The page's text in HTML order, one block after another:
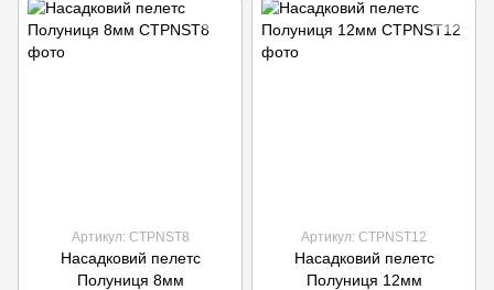
Артикул: CTPNST8
Насадковий пелетс
Полуниця 8мм
Артикул: CTPNST12
Насадковий пелетс
Полуниця 12мм